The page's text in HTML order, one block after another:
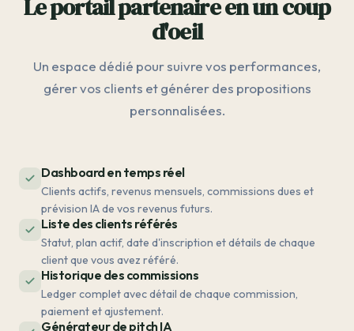
Le portail partenaire en un coup
d'oeil
Un espace dédié pour suivre vos performances,
gérer vos clients et générer des propositions
personnalisées.
Dashboard en temps réel
Clients actifs, revenus mensuels, commissions dues et
prévision IA de vos revenus futurs.
Liste des clients référés
Statut, plan actif, date d'inscription et détails de chaque
client que vous avez référé.
Historique des commissions
Ledger complet avec détail de chaque commission,
paiement et ajustement.
Générateur de pitch IA